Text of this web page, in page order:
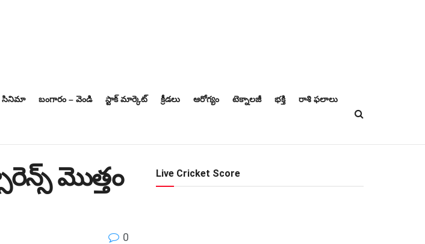
సినిమా బంగారం – వెండి స్టాక్ మార్కెట్ క్రీడలు ఆరోగ్యం టెక్నాలజీ భక్తి రాశి ఫలాలు
మొత్తం
0
Live Cricket Score